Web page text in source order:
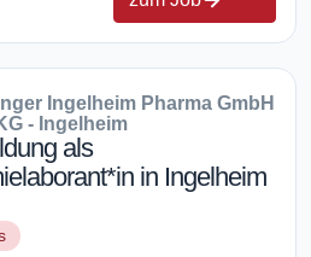
Ingelheim Pharma GmbH
- Ingelheim
als
in Ingelheim